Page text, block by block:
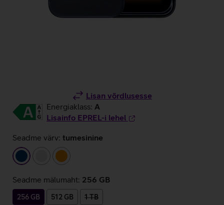
Lisan võrdlusesse
Energiaklass: A
Lisainfo EPREL-i lehel
Seadme värv: tumesinine
tumesininehõbedane
oranž
Seadme mälumaht: 256 GB
256 GB 512 GB 1 TB